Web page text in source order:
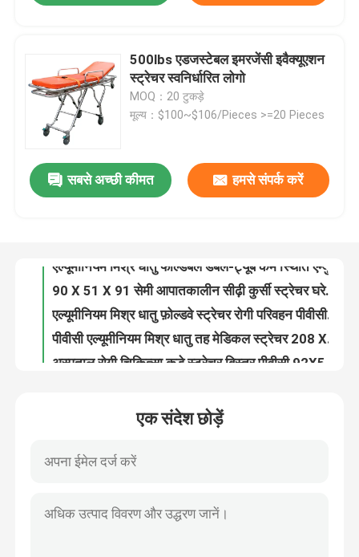
घर
उत्पाद
वीडियो
कारखाने का दौरा
गुणवत्ता नियंत्रण
500lbs एडजस्टेबल इमरजेंसी इवैक्यूएशन
स्ट्रेचर स्वनिर्धारित लोगो
MOQ：20 टुकड़े
मूल्य：$100~$106/Pieces >=20 Pieces
सबसे अच्छी कीमत हमसे संपर्क करें
आपातकालीन बचाव के लिए 75 डिग्री फोल्डिंग एम्बुलेंस स्ट्रेचर 190CM
पीवीसी एल्यूमीनियम मिश्र धातु तह मेडिकल स्ट्रेचर 208 X 55 X 13CM एम्बुलेंस के लिए 9 Kg
एक संदेश छोड़ें